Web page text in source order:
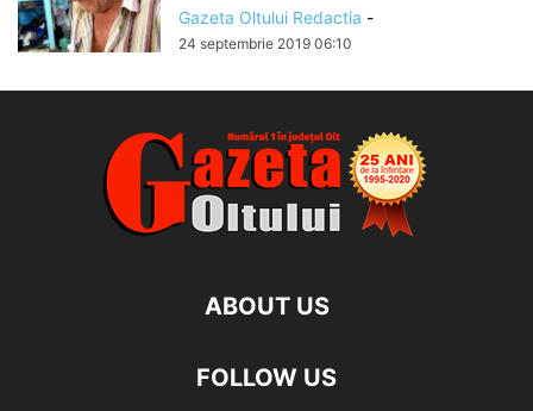
Gazeta Oltului Redactia -
24 septembrie 2019 06:10
ABOUT US
FOLLOW US